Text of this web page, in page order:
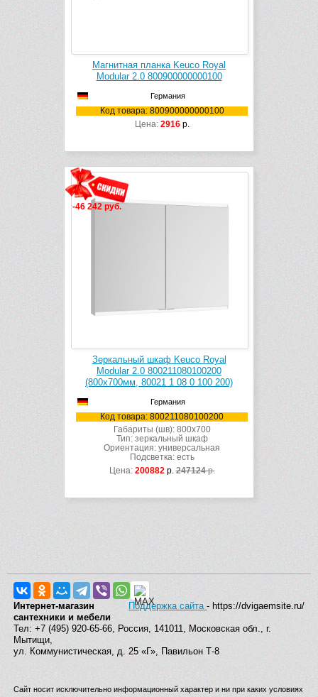
Mагнитная планка Keuco Royal
Modular 2.0 800900000000100
Германия
Код товара: 800900000000100
Цена: 2916р.
-46 242 руб.
Зеркальный шкаф Keuco Royal
Modular 2.0 800211080100200
(800х700мм, 80021 1 08 0 100 200)
Германия
Код товара: 800211080100200
Габариты (шв): 800x700
Тип: зеркальный шкаф
Ориентация: универсальная
Подсветка: есть
Цена: 200882р.247124р.
Поддержка сайта- https://dvigaemsite.ru/
Интернет-магазин
сантехники и мебели
Тел: +7 (495) 920-65-66, Россия, 141011, Московская обл., г.
Мытищи,
ул. Коммунистическая, д. 25 «Г», Павильон Т-8
Сайт носит исключительно информационный характер и ни при каких условиях